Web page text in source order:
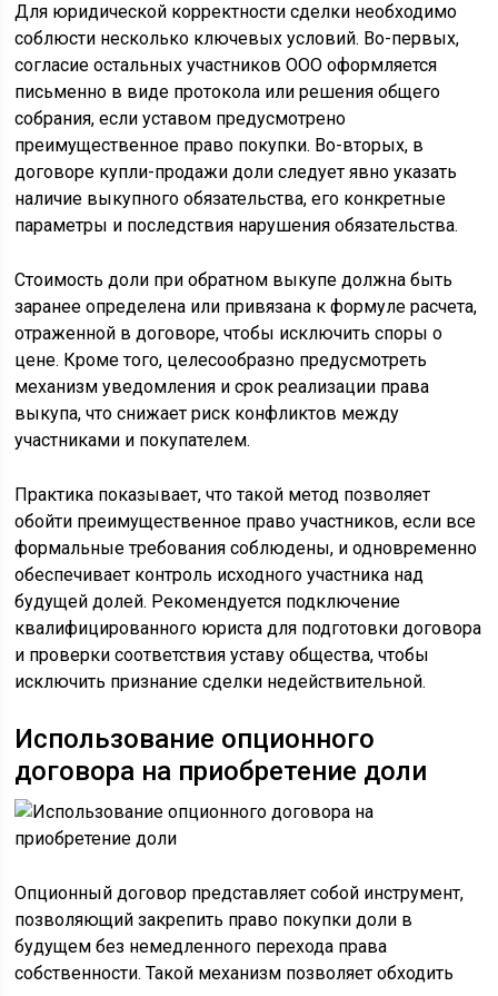
Для юридической корректности сделки необходимо
соблюсти несколько ключевых условий. Во-первых,
согласие остальных участников ООО оформляется
письменно в виде протокола или решения общего
собрания, если уставом предусмотрено
преимущественное право покупки. Во-вторых, в
договоре купли-продажи доли следует явно указать
наличие выкупного обязательства, его конкретные
параметры и последствия нарушения обязательства.
Стоимость доли при обратном выкупе должна быть
заранее определена или привязана к формуле расчета,
отраженной в договоре, чтобы исключить споры о
цене. Кроме того, целесообразно предусмотреть
механизм уведомления и срок реализации права
выкупа, что снижает риск конфликтов между
участниками и покупателем.
Практика показывает, что такой метод позволяет
обойти преимущественное право участников, если все
формальные требования соблюдены, и одновременно
обеспечивает контроль исходного участника над
будущей долей. Рекомендуется подключение
квалифицированного юриста для подготовки договора
и проверки соответствия уставу общества, чтобы
исключить признание сделки недействительной.
Использование опционного
договора на приобретение доли
Опционный договор представляет собой инструмент,
позволяющий закрепить право покупки доли в
будущем без немедленного перехода права
собственности. Такой механизм позволяет обходить